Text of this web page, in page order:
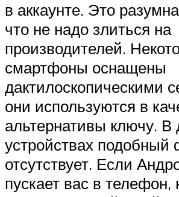
в аккаунте. Это
что не надо злиться на
производителей.
смартфоны оснащены
дактилоскопическими
они используются в
альтернативы ключу. В
устройствах подобный
отсутствует. Если
пускает вас в телефон,